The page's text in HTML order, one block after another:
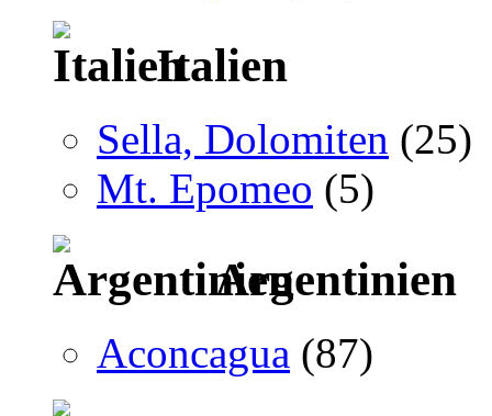
Italien
Sella, Dolomiten (25)
Mt. Epomeo (5)
Argentinien
Aconcagua (87)